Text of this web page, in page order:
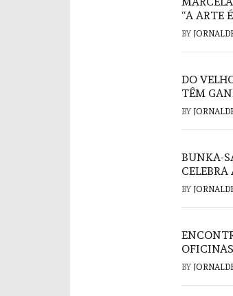
“A ARTE
BY
DO
TÊM
BY
BUNKA-
CELEBRA
BY
BY